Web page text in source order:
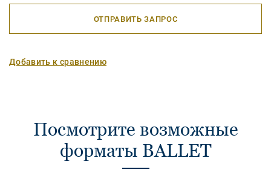
ОТПРАВИТЬ ЗАПРОС
Добавить к сравнению
Посмотрите возможные
форматы BALLET